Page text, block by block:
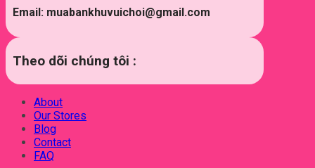
Email: muabankhuvuichoi@gmail.com
Theo dõi chúng tôi :
About
Our Stores
Blog
Contact
FAQ